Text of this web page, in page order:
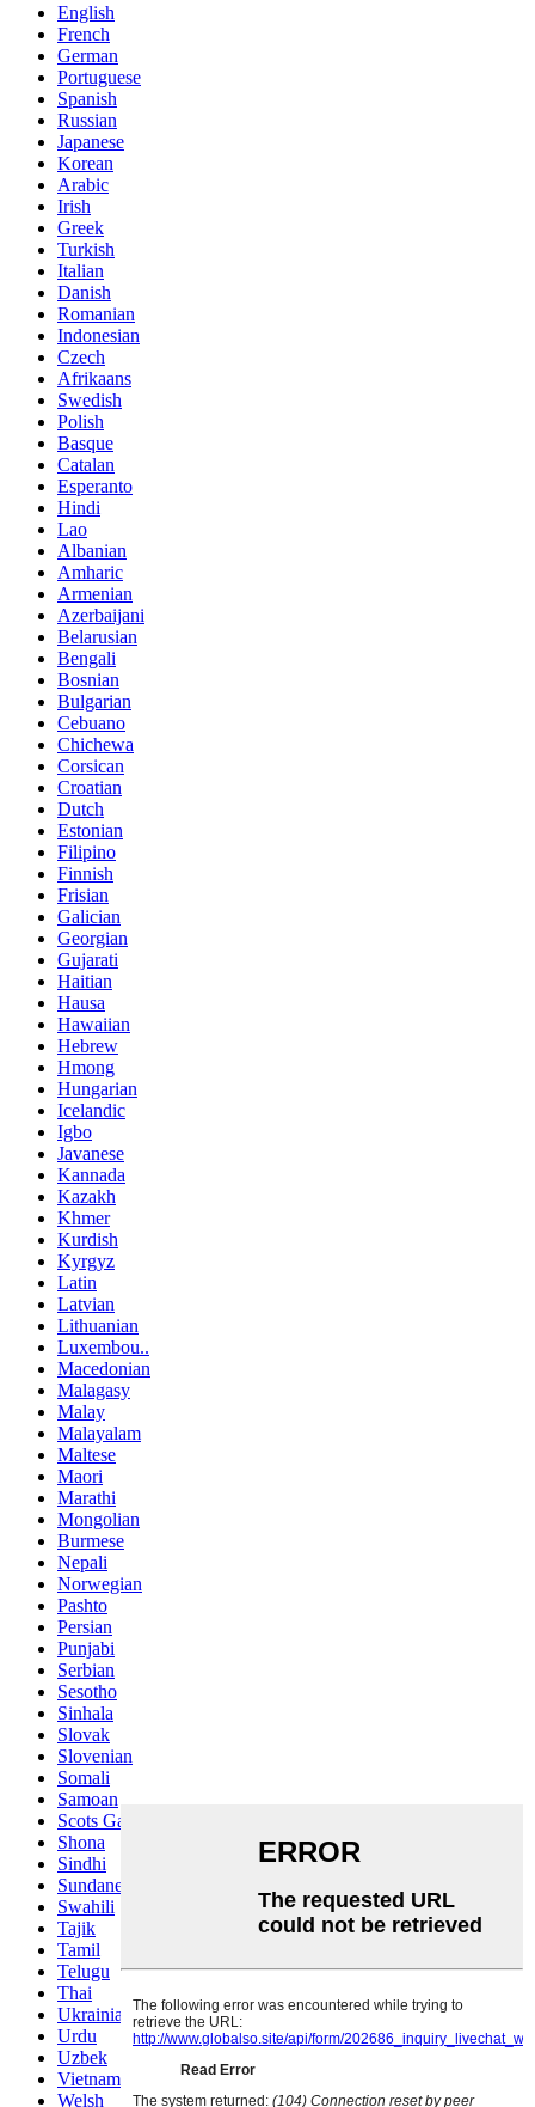
English
French
German
Portuguese
Spanish
Russian
Japanese
Korean
Arabic
Irish
Greek
Turkish
Italian
Danish
Romanian
Indonesian
Czech
Afrikaans
Swedish
Polish
Basque
Catalan
Esperanto
Hindi
Lao
Albanian
Amharic
Armenian
Azerbaijani
Belarusian
Bengali
Bosnian
Bulgarian
Cebuano
Chichewa
Corsican
Croatian
Dutch
Estonian
Filipino
Finnish
Frisian
Galician
Georgian
Gujarati
Haitian
Hausa
Hawaiian
Hebrew
Hmong
Hungarian
Icelandic
Igbo
Javanese
Kannada
Kazakh
Khmer
Kurdish
Kyrgyz
Latin
Latvian
Lithuanian
Luxembou..
Macedonian
Malagasy
Malay
Malayalam
Maltese
Maori
Marathi
Mongolian
Burmese
Nepali
Norwegian
Pashto
Persian
Punjabi
Serbian
Sesotho
Sinhala
Slovak
Slovenian
Somali
Samoan
Scots Gaelic
Shona
Sindhi
Sundanese
Swahili
Tajik
Tamil
Telugu
Thai
Ukrainian
Urdu
Uzbek
Vietnamese
Welsh